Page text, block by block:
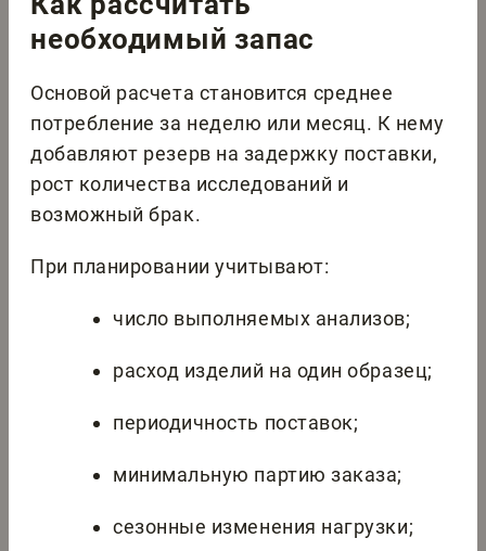
необходимый запас
Основой расчета становится среднее
потребление за неделю или месяц. К нему
добавляют резерв на задержку поставки,
рост количества исследований и
возможный брак.
При планировании учитывают:
число выполняемых анализов;
расход изделий на один образец;
периодичность поставок;
минимальную партию заказа;
сезонные изменения нагрузки;